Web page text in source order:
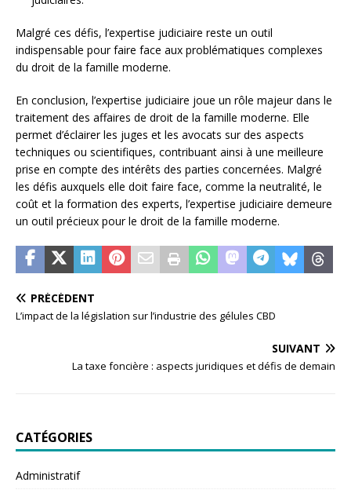
Malgré ces défis, l’expertise judiciaire reste un outil
indispensable pour faire face aux problématiques complexes
du droit de la famille moderne.
En conclusion, l’expertise judiciaire joue un rôle majeur dans le
traitement des affaires de droit de la famille moderne. Elle
permet d’éclairer les juges et les avocats sur des aspects
techniques ou scientifiques, contribuant ainsi à une meilleure
prise en compte des intérêts des parties concernées. Malgré
les défis auxquels elle doit faire face, comme la neutralité, le
coût et la formation des experts, l’expertise judiciaire demeure
un outil précieux pour le droit de la famille moderne.
PRÉCÉDENT
L’impact de la législation sur l’industrie des gélules CBD
SUIVANT
La taxe foncière : aspects juridiques et défis de demain
CATÉGORIES
Administratif